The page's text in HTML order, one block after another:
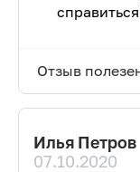
справиться
Отзыв
Илья Петров
07.10.2020